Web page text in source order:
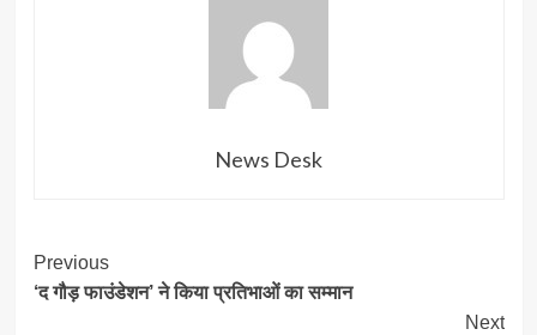
News Desk
Post
Navigation
Previous
‘द गौड़ फाउंडेशन’ ने किया प्रतिभाओं का सम्मान
Next